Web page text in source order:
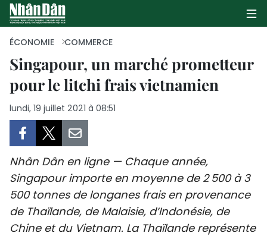
PAGE D'ACCUEIL
POLITIQUE
SOCIÉTÉ
CULTURE
TOURISME
ÉCONOMIE COMMERCE
Singapour, un marché prometteur
pour le litchi frais vietnamien
lundi, 19 juillet 2021 à 08:51
Nhân Dân en ligne — Chaque année,
Singapour importe en moyenne de 2 500 à 3
500 tonnes de longanes frais en provenance
de Thaïlande, de Malaisie, d’Indonésie, de
Chine et du Vietnam. La Thaïlande représente